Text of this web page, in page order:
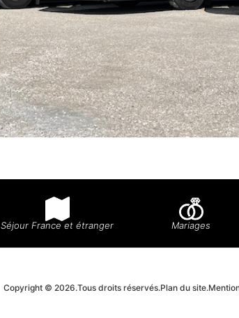
Séjour France et étranger Mariages
Copyright © 2026.Tous droits réservés.Plan du site.